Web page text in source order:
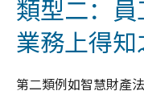
類型二：
業務上得
第二類例如智慧財產